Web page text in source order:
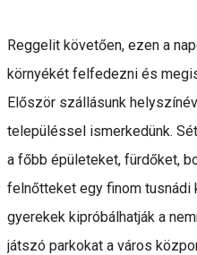
Reggelit követően, ezen a
környékét felfedezni és
Először szállásunk
településsel ismerkedünk.
a főbb épületeket, fürdőket,
felnőtteket egy finom tusnádi
gyerekek kipróbálhatják a
játszó parkokat a város